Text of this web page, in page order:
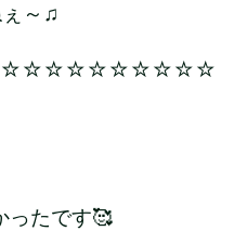
～♫
ったです🥰